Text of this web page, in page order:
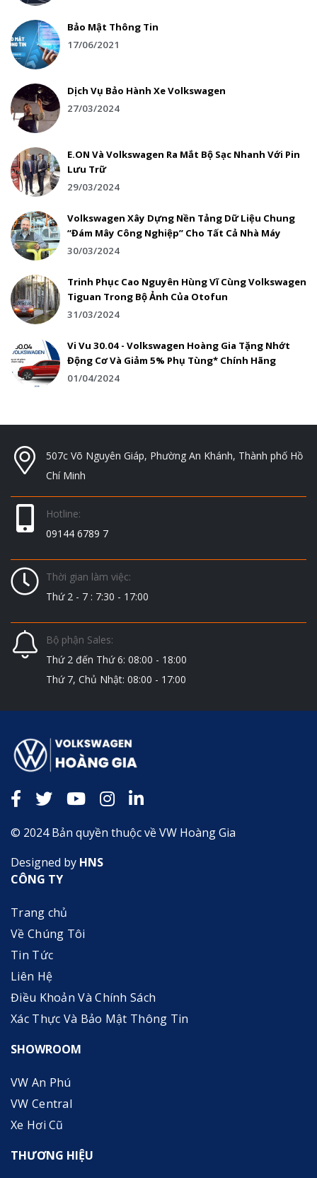
Bảo Mật Thông Tin
17/06/2021
Dịch Vụ Bảo Hành Xe Volkswagen
27/03/2024
E.ON Và Volkswagen Ra Mắt Bộ Sạc Nhanh Với Pin
Lưu Trữ
29/03/2024
Volkswagen Xây Dựng Nền Tảng Dữ Liệu Chung
“Đám Mây Công Nghiệp” Cho Tất Cả Nhà Máy
30/03/2024
Trinh Phục Cao Nguyên Hùng Vĩ Cùng Volkswagen
Tiguan Trong Bộ Ảnh Của Otofun
31/03/2024
Vi Vu 30.04 - Volkswagen Hoàng Gia Tặng Nhớt
Động Cơ Và Giảm 5% Phụ Tùng* Chính Hãng
01/04/2024
507c Võ Nguyên Giáp, Phường An Khánh, Thành phố Hồ
Chí Minh
Hotline:
09144 6789 7
Thời gian làm việc:
Thứ 2 - 7 : 7:30 - 17:00
Bộ phận Sales:
Thứ 2 đến Thứ 6: 08:00 - 18:00
Thứ 7, Chủ Nhật: 08:00 - 17:00
© 2024 Bản quyền thuộc về VW Hoàng Gia
Designed by HNS
CÔNG TY
Trang chủ
Về Chúng Tôi
Tin Tức
Liên Hệ
Điều Khoản Và Chính Sách
Xác Thực Và Bảo Mật Thông Tin
SHOWROOM
VW An Phú
VW Central
Xe Hơi Cũ
THƯƠNG HIỆU